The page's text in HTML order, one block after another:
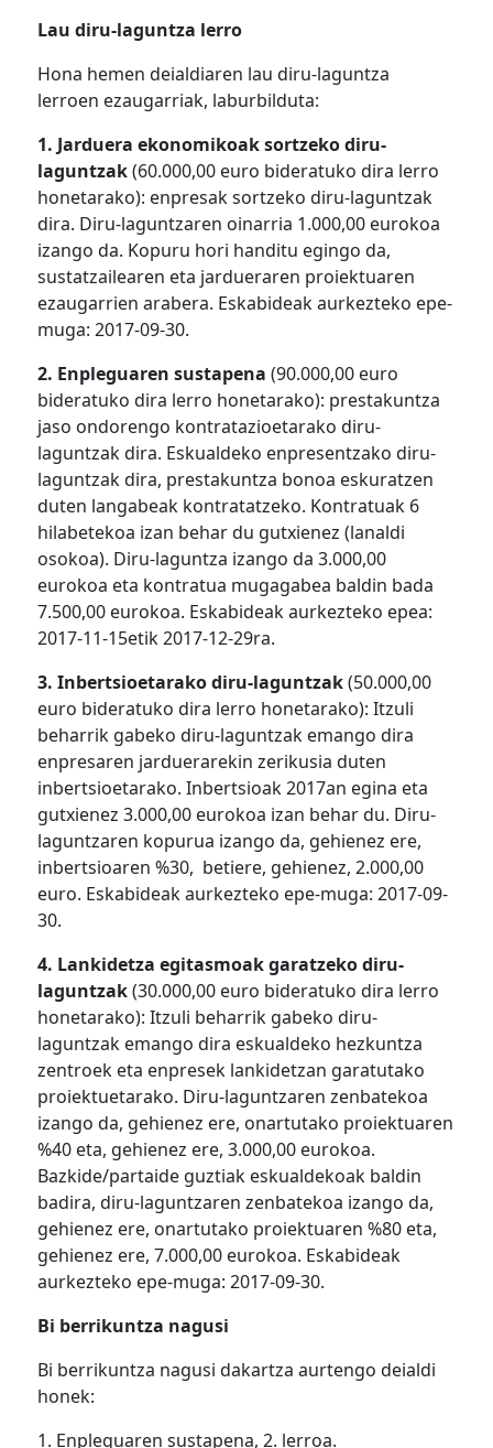
Lau diru-laguntza lerro
Hona hemen deialdiaren lau diru-laguntza
lerroen ezaugarriak, laburbilduta:
1. Jarduera ekonomikoak sortzeko diru-
laguntzak(60.000,00 euro bideratuko dira lerro
honetarako): enpresak sortzeko diru-laguntzak
dira. Diru-laguntzaren oinarria 1.000,00 eurokoa
izango da. Kopuru hori handitu egingo da,
sustatzailearen eta jardueraren proiektuaren
ezaugarrien arabera. Eskabideak aurkezteko epe-
muga: 2017-09-30.
2. Enpleguaren sustapena (90.000,00 euro
bideratuko dira lerro honetarako): prestakuntza
jaso ondorengo kontratazioetarako diru-
laguntzak dira. Eskualdeko enpresentzako diru-
laguntzak dira, prestakuntza bonoa eskuratzen
duten langabeak kontratatzeko. Kontratuak 6
hilabetekoa izan behar du gutxienez (lanaldi
osokoa). Diru-laguntza izango da 3.000,00
eurokoa eta kontratua mugagabea baldin bada
7.500,00 eurokoa. Eskabideak aurkezteko epea:
2017-11-15etik 2017-12-29ra.
3. Inbertsioetarako diru-laguntzak(50.000,00
euro bideratuko dira lerro honetarako): Itzuli
beharrik gabeko diru-laguntzak emango dira
enpresaren jarduerarekin zerikusia duten
inbertsioetarako. Inbertsioak 2017an egina eta
gutxienez 3.000,00 eurokoa izan behar du. Diru-
laguntzaren kopurua izango da, gehienez ere,
inbertsioaren %30, betiere, gehienez, 2.000,00
euro. Eskabideak aurkezteko epe-muga: 2017-09-
30.
4. Lankidetza egitasmoak garatzeko diru-
laguntzak(30.000,00 euro bideratuko dira lerro
honetarako): Itzuli beharrik gabeko diru-
laguntzak emango dira eskualdeko hezkuntza
zentroek eta enpresek lankidetzan garatutako
proiektuetarako. Diru-laguntzaren zenbatekoa
izango da, gehienez ere, onartutako proiektuaren
%40 eta, gehienez ere, 3.000,00 eurokoa.
Bazkide/partaide guztiak eskualdekoak baldin
badira, diru-laguntzaren zenbatekoa izango da,
gehienez ere, onartutako proiektuaren %80 eta,
gehienez ere, 7.000,00 eurokoa. Eskabideak
aurkezteko epe-muga: 2017-09-30.
Bi berrikuntza nagusi
Bi berrikuntza nagusi dakartza aurtengo deialdi
honek:
1. Enpleguaren sustapena, 2. lerroa.